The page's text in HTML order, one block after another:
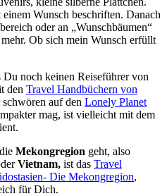
Wunsch beschriften. Danach
oder an „Wunschbäumen“
Ob sich mein Wunsch erfüllt
Du noch keinen Reiseführer von
den Travel Handbüchern von
auf den Lonely Planet
mag, ist vielleicht mit dem
Mekongregion geht, also
Vietnam, ist das Travel
Die Mekongregion,
für Dich.